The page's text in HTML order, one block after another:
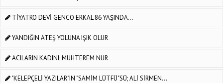
TİYATRO DEVİ GENCO ERKAL 86 YAŞINDA...
YANDIĞIN ATEŞ YOLUNA IŞIK OLUR
ACILARIN KADINI; MUHTEREM NUR
"KELEPÇELİ YAZILAR"IN "SAMİM LÜTFÜ"SÜ; ALİ SİRMEN...